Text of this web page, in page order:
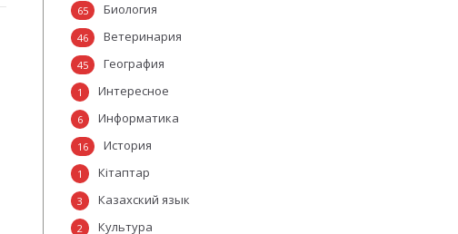
Биология
65
Ветеринария
46
География
45
Интересное
1
Информатика
6
История
16
Кітаптар
1
Казахский язык
3
Культура
2